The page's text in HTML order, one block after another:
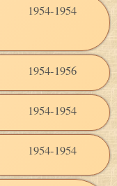
1954-1954
1954-1956
1954-1954
1954-1954